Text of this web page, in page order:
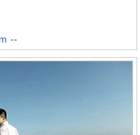
Travel xin giới thiệu đến
để Vietsense Travel đồng hành
bạn sẽ có chuyến đi vui vẻ và